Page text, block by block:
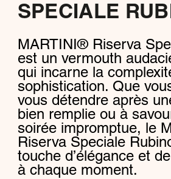
SPECIALE
MARTINI® Riserva
est un vermouth
qui incarne la
sophistication. Que
vous détendre après
bien remplie ou à
soirée impromptue, le
Riserva Speciale
touche d’élégance et
à chaque moment.